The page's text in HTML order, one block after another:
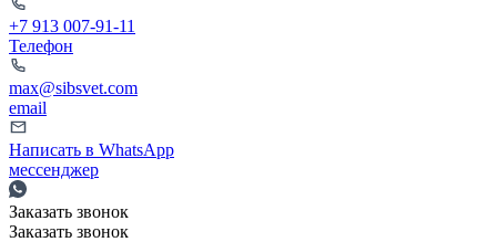
+7 913 007-91-11
Телефон
max@sibsvet.com
email
Написать в WhatsApp
мессенджер
Заказать звонок
Заказать звонок